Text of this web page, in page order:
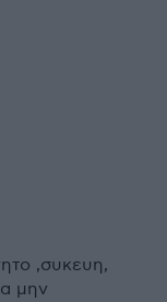
,συκευη,
μην